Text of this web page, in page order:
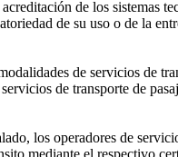
de los sistemas
de su uso o de la
de servicios de
de transporte de
los operadores de
mediante el respectivo